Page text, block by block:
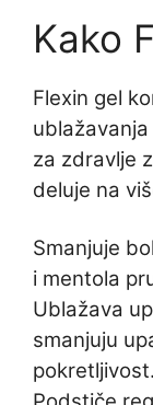
Kako
Flexin gel
za zdravlje
deluje na
Smanjuje
i mentola
Ublažava
smanjuju
pokretljivost.